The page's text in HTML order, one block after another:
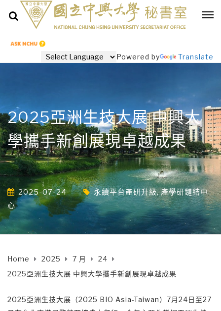
Powered by Translate
2025亞洲生技大展 中興大
學攜手新創展現卓越成果
2025-07-24 永續平台產研升級,產學研鏈結中
心
Home 2025 7 月
24
2025亞洲生技大展 中興大學攜手新創展現卓越成果
2025亞洲生技大展（2025 BIO Asia-Taiwan）7月24日至27